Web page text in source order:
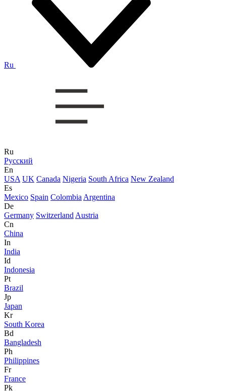
Ru
Ru
Русский
En
USA UK Canada Nigeria South Africa New Zealand
Es
Mexico Spain Colombia Argentina
De
Germany Switzerland Austria
Cn
China
In
India
Id
Indonesia
Pt
Brazil
Jp
Japan
Kr
South Korea
Bd
Bangladesh
Ph
Philippines
Fr
France
Pk